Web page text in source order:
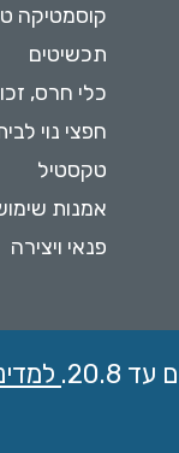
קוסמטיקה
תכשיטים
כלי חרס,
חפצי נוי
טקסטיל
אמנות
פנאי ויצירה